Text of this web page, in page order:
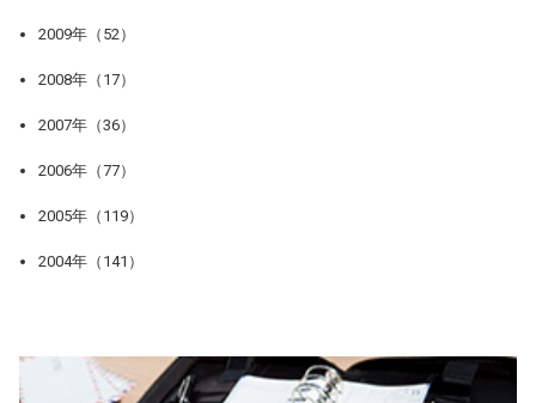
2009年（52）
2008年（17）
2007年（36）
2006年（77）
2005年（119）
2004年（141）